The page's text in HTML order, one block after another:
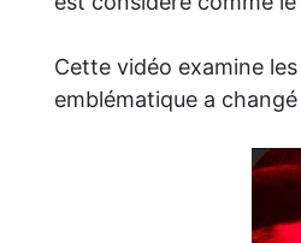
Cette vidéo examine
emblématique a